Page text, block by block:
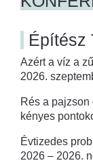
Építész
Azért a víz a
2026.
Rés a
kényes
Évtizedes
2026 – 2026.